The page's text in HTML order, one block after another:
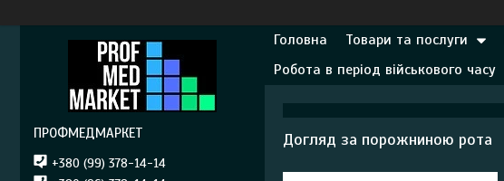
Головна Товари та послуги
Робота в період військового часу
Догляд за порожниною рота
ПРОФМЕДМАРКЕТ
+380 (99) 378-14-14